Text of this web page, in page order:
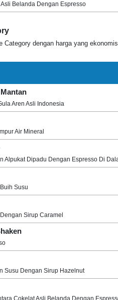
Belanda Dengan Espresso
Category dengan harga yang
Aren Asli Indonesia
Air Mineral
Alpukat Dipadu Dengan Espresso Di
Susu
Sirup Caramel
Susu Dengan Sirup Hazelnut
Cokelat Asli Belanda Dengan